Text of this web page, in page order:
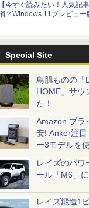
今すぐ読みたい！人気記
？Windows 11プレビュー
Special Site
鳥肌ものの「
HOME」サウ
た！
Amazon プラ
安! Anker注目
ー3モデルを
レイズのパワ
ール「M6」
レイズ鍛造1